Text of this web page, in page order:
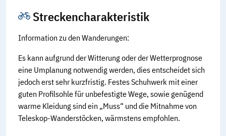
Streckencharakteristik
Information zu den Wanderungen:
Es kann aufgrund der Witterung oder der Wetterprognose
eine Umplanung notwendig werden, dies entscheidet sich
jedoch erst sehr kurzfristig. Festes Schuhwerk mit einer
guten Profilsohle für unbefestigte Wege, sowie genügend
warme Kleidung sind ein „Muss“ und die Mitnahme von
Teleskop-Wanderstöcken, wärmstens empfohlen.